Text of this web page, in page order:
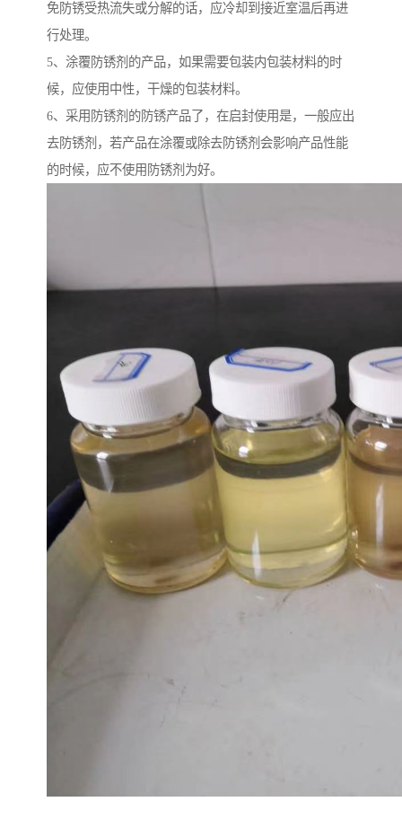
免防锈受热流失或分解的话，应冷却到接近室温后再进
行处理。
5、涂覆防锈剂的产品，如果需要包装内包装材料的时
候，应使用中性，干燥的包装材料。
6、采用防锈剂的防锈产品了，在启封使用是，一般应出
去防锈剂，若产品在涂覆或除去防锈剂会影响产品性能
的时候，应不使用防锈剂为好。